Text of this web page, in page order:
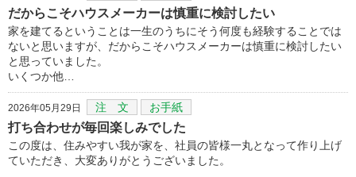
だからこそハウスメーカーは慎重に検討したい
家を建てるということは一生のうちにそう何度も経験することでは
ないと思いますが、だからこそハウスメーカーは慎重に検討したい
と思っていました。
いくつか他…
2026年05月29日 注 文 お手紙
打ち合わせが毎回楽しみでした
この度は、住みやすい我が家を、社員の皆様一丸となって作り上げ
ていただき、大変ありがとうございました。